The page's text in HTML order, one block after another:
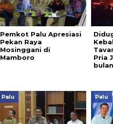
Pemkot Palu Apresiasi
Pekan Raya
Mosinggani di
Mamboro
Pria
Palu Palu